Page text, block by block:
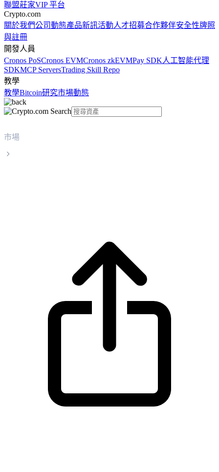
聯盟莊家VIP 平台
Crypto.com
關於我們公司動態產品新訊活動人才招募合作夥伴安全性牌照
與註冊
開發人員
Cronos PoSCronos EVMCronos zkEVMPay SDK人工智能代理
SDKMCP ServersTrading Skill Repo
教學
教學Bitcoin研究市場動態
市場